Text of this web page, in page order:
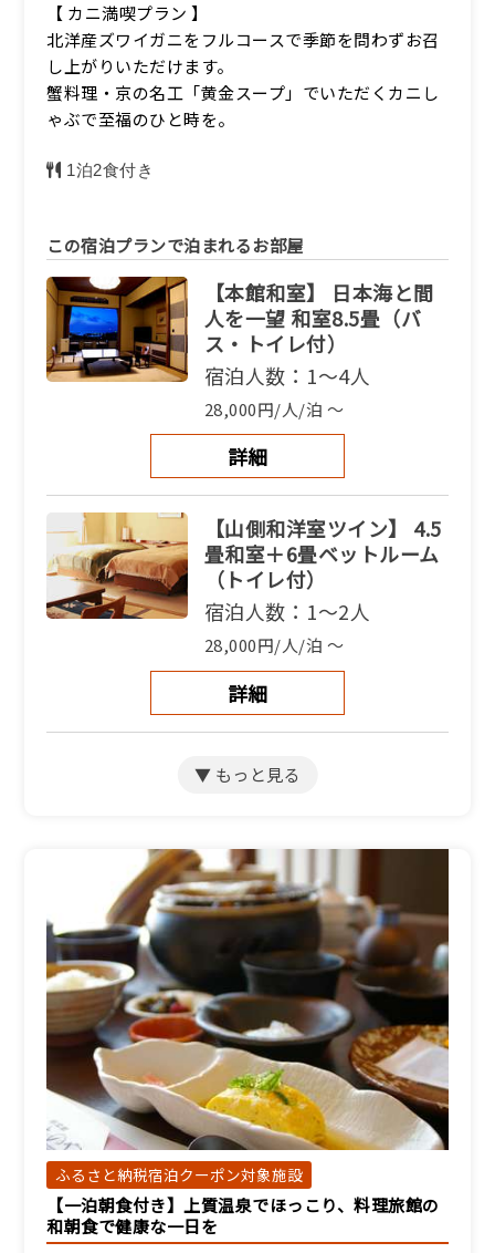
17,800円/人/泊 ～
詳細
【 カニ満喫プラン 】
北洋産ズワイガニをフルコースで季節を問わずお召
し上がりいただけます。
蟹料理・京の名工「黄金スープ」でいただくカニし
ゃぶで至福のひと時を。
1泊2食付き
この宿泊プランで泊まれるお部屋
【本館和室】 日本海と間
人を一望 和室8.5畳（バ
ス・トイレ付）
宿泊人数：1～4人
28,000円/人/泊 ～
詳細
【山側和洋室ツイン】 4.5
畳和室＋6畳ベットルーム
（トイレ付）
宿泊人数：1～2人
28,000円/人/泊 ～
詳細
【別館和洋室】和室9畳＋
洋室4.5畳（バス・トイレ
宿泊人数：2～5人
28,000円/人/泊 ～
詳細
【別館和室】海側和室7.5
畳（トイレ付）
宿泊人数：1～4人
28,000円/人/泊 ～
詳細
【別館和室】眺望無し和
室7.5畳（トイレ付）
ふるさと納税宿泊クーポン対象施設
【一泊朝食付き】上質温泉でほっこり、料理旅館の
和朝食で健康な一日を